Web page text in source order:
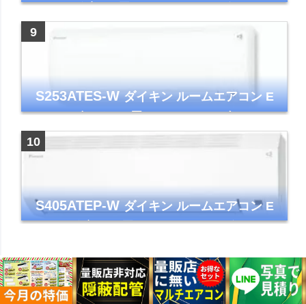
シリーズ 主に8畳用 ホワイト 2025年モデル
S253ATES-Wダイキン ルームエアコン E
シリーズ おもに8畳 ホワイト 2023年モデル
ストリーマ
S405ATEP-Wダイキン ルームエアコン E
シリーズ 主に14畳用 ホワイト 2025年モデル